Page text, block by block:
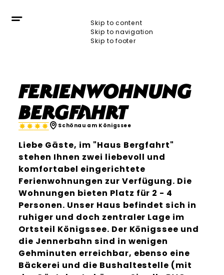
Skip to content
Skip to navigation
Skip to footer
Ferienwohnung
Bergfahrt
Schönau am Königssee
Liebe Gäste, im "Haus Bergfahrt"
stehen Ihnen zwei liebevoll und
komfortabel eingerichtete
Ferienwohnungen zur Verfügung. Die
Wohnungen bieten Platz für 2 - 4
Personen. Unser Haus befindet sich in
ruhiger und doch zentraler Lage im
Ortsteil Königssee. Der Königssee und
die Jennerbahn sind in wenigen
Gehminuten erreichbar, ebenso eine
Bäckerei und die Bushaltestelle (mit